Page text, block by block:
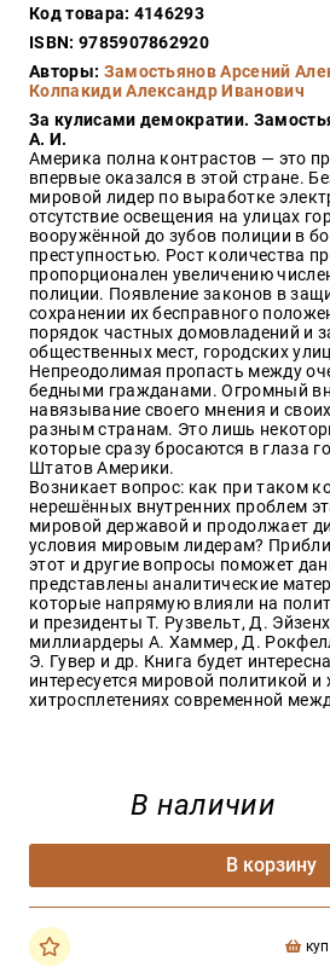
Код товара: 4146293
ISBN: 9785907862920
Авторы: Замостьянов Арсений
Колпакиди Александр Иванович
За кулисами демократии.
А. И.
Америка полна контрастов — это
впервые оказался в этой стране.
мировой лидер по выработке
отсутствие освещения на улицах
вооружённой до зубов полиции в
преступностью. Рост количества
пропорционален увеличению
полиции. Появление законов в
сохранении их бесправного
порядок частных домовладений и
общественных мест, городских
Непреодолимая пропасть между
бедными гражданами. Огромный
навязывание своего мнения и
разным странам. Это лишь
которые сразу бросаются в глаза
Штатов Америки.
Возникает вопрос: как при таком
нерешённых внутренних проблем
мировой державой и продолжает
условия мировым лидерам?
этот и другие вопросы поможет
представлены аналитические
которые напрямую влияли на
и президенты Т. Рузвельт, Д.
миллиардеры А. Хаммер, Д.
Э. Гувер и др. Книга будет
интересуется мировой политикой и
хитросплетениях современной
В наличии
В корзину
Красота
и
Оптовикам
Авторам
Контакты
Мероприятия
+7(499)
350-17-
79
Москва
pochta@den-
magazin.ru